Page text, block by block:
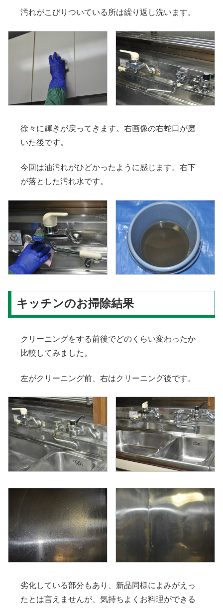
汚れがこびりついている所は繰り返し洗います。
徐々に輝きが戻ってきます。右画像の右蛇口が磨
いた後です。
今回は油汚れがひどかったように感じます。右下
が落とした汚れ水です。
キッチンのお掃除結果
クリーニングをする前後でどのくらい変わったか
比較してみました。
左がクリーニング前、右はクリーニング後です。
劣化している部分もあり、新品同様によみがえっ
たとは言えませんが、気持ちよくお料理ができる